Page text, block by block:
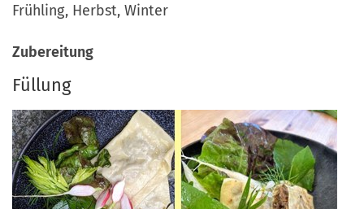
Frühling, Herbst, Winter
Zubereitung
Füllung